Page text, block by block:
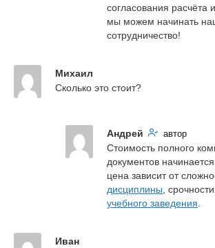
согласования расчёта
мы можем начинать
сотрудничество!
Михаил
Сколько это стоит?
Андрей автор
Стоимость полного
документов
дисциплины
учебного заведения
Иван